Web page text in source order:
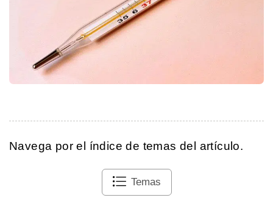
Navega por el índice de temas del artículo.
Temas